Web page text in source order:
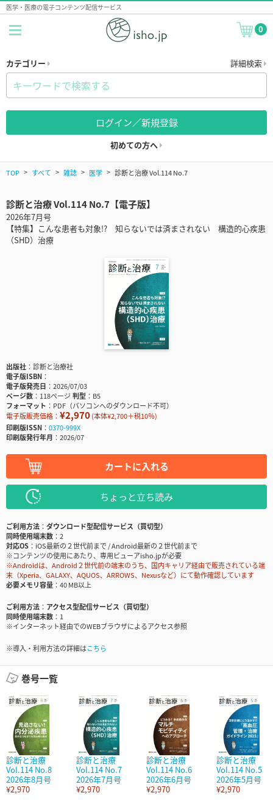
医学・医療の電子コンテンツ配信サービス
0
カテゴリー 詳細検索
ログイン／新規登録
初めての方へ
TOP すべて 雑誌 医学 診断と治療 Vol.114 No.7
診断と治療 Vol.114 No.7【電子版】
2026年7月号
【特集】こんな患者も対象!? 知らないでは済まされない 構造的心疾患
（SHD）治療
出版社
診断と治療社
電子版ISBN
電子版発売日
2026/07/03
ページ数
118ページ判型
B5
フォーマット
PDF（パソコンへのダウンロード不可）
電子版販売価格： ¥2,970(本体¥2,700＋税10％)
印刷版ISSN
0370-999X
印刷版発行年月
2026/07
カートに入れる
ちょっと立ち読み
ご利用方法
ダウンロード型配信サービス（買切型）
同時使用端末数
2
対応OS
iOS最新の２世代前まで / Android最新の２世代前まで
※コンテンツの使用にあたり、専用ビューアisho.jpが必要
※Androidは、Android２世代前の端末のうち、国内キャリア経由で販売されている端
末（Xperia、GALAXY、AQUOS、ARROWS、Nexusなど）にて動作確認しています
必要メモリ容量
40 MB以上
ご利用方法
アクセス型配信サービス（買切型）
同時使用端末数
1
※インターネット経由でのWEBブラウザによるアクセス参照
※導入・利用方法の詳細はこちら
巻号一覧
診断と治療
Vol.114 No.8
2026年8月号
¥2,970
診断と治療
Vol.114 No.7
2026年7月号
¥2,970
診断と治療
Vol.114 No.6
2026年6月号
¥2,970
診断と治療
Vol.114 No.5
2026年5月号
¥2,970